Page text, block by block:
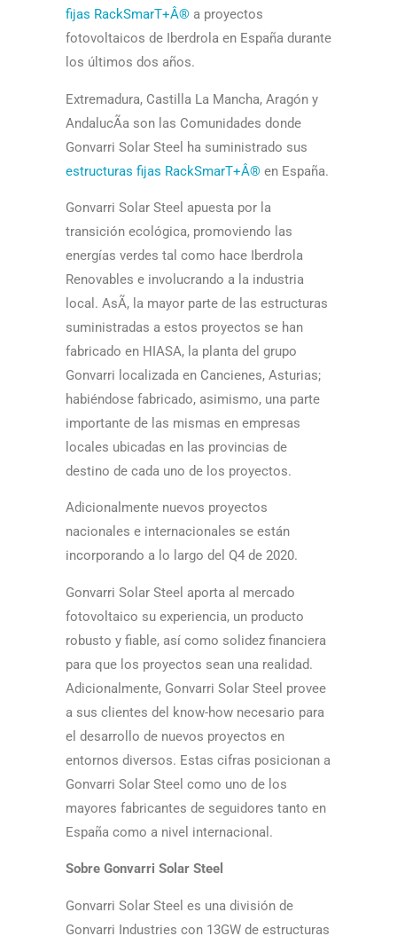
fijas RackSmarT+Â® a proyectos
fotovoltaicos de Iberdrola en España durante
los últimos dos años.
Extremadura, Castilla La Mancha, Aragón y
AndalucÃ­a son las Comunidades donde
Gonvarri Solar Steel ha suministrado sus
estructuras fijas RackSmarT+Â® en España.
Gonvarri Solar Steel apuesta por la
transición ecológica, promoviendo las
energías verdes tal como hace Iberdrola
Renovables e involucrando a la industria
local. AsÃ­, la mayor parte de las estructuras
suministradas a estos proyectos se han
fabricado en HIASA, la planta del grupo
Gonvarri localizada en Cancienes, Asturias;
habiéndose fabricado, asimismo, una parte
importante de las mismas en empresas
locales ubicadas en las provincias de
destino de cada uno de los proyectos.
Adicionalmente nuevos proyectos
nacionales e internacionales se están
incorporando a lo largo del Q4 de 2020.
Gonvarri Solar Steel aporta al mercado
fotovoltaico su experiencia, un producto
robusto y fiable, así­ como solidez financiera
para que los proyectos sean una realidad.
Adicionalmente, Gonvarri Solar Steel provee
a sus clientes del know-how necesario para
el desarrollo de nuevos proyectos en
entornos diversos. Estas cifras posicionan a
Gonvarri Solar Steel como uno de los
mayores fabricantes de seguidores tanto en
España como a nivel internacional.
Sobre Gonvarri Solar Steel
Gonvarri Solar Steel es una división de
Gonvarri Industries con 13GW de estructuras